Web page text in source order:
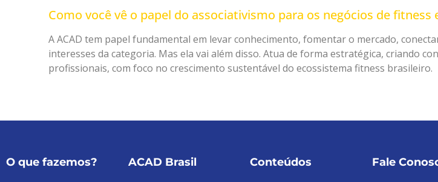
Como você vê o papel do associativismo para os negócios de fitness
A ACAD tem papel fundamental em levar conhecimento, fomentar o mercado,
interesses da categoria. Mas ela vai além disso. Atua de forma estratégica, criando
profissionais, com foco no crescimento sustentável do ecossistema fitness brasileiro.
O que fazemos? ACAD Brasil Conteúdos Fale